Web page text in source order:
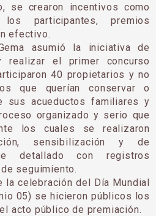
se crearon incentivos como
los participantes, premios
efectivo.
asumió la iniciativa de
realizar el primer concurso
40 propietarios y no
que querían conservar o
sus acueductos familiares y
organizado y serio que
los cuales se realizaron
sensibilización y de
detallado con registros
seguimiento.
la celebración del Día Mundial
05) se hicieron públicos los
acto público de premiación.